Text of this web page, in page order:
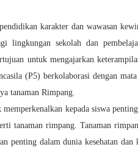
karakter dan wawasan
lingkungan sekolah dan
untuk mengajarkan
(P5) berkolaborasi dengan
tanaman Rimpang.
kepada siswa
tanaman rimpang. Tanaman
penting dalam dunia kesehatan